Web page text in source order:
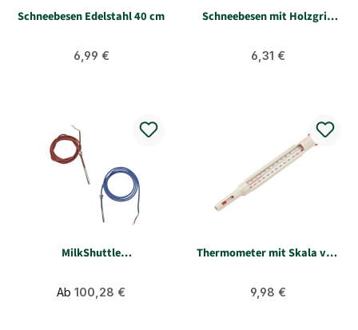
Schneebesen Edelstahl 40 cm
Regulärer Preis:
6,99 €
Schneebesen mit Holzgriff
Regulärer Preis:
6,31 €
MilkShuttle
MilkShuttle
Regulärer Preis:
Ab 100,28 €
Thermometer mit Skala von
Regulärer Preis:
9,98 €